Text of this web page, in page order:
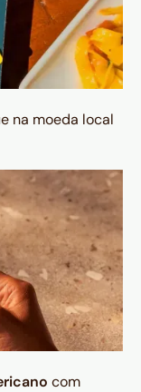
na moeda local
com